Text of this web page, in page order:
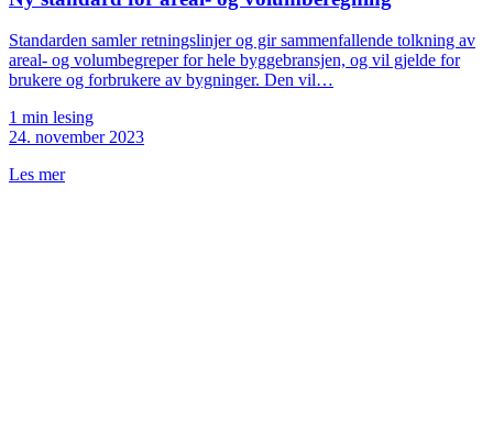
Standarden samler retningslinjer og gir sammenfallende tolkning av
areal- og volumbegreper for hele byggebransjen, og vil gjelde for
brukere og forbrukere av bygninger. Den vil…
1 min lesing
24. november 2023
Les mer